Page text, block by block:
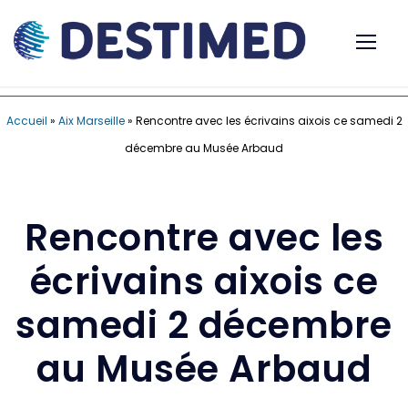
Accueil » Aix Marseille» Rencontre avec les écrivains aixois ce samedi 2
décembre au Musée Arbaud
Rencontre avec les
écrivains aixois ce
samedi 2 décembre
au Musée Arbaud